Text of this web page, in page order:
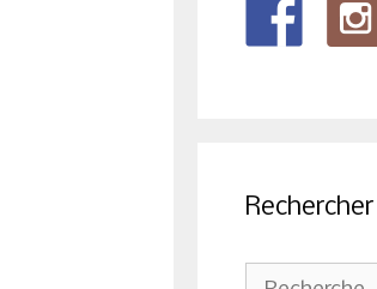
Rechercher
Rechercher :